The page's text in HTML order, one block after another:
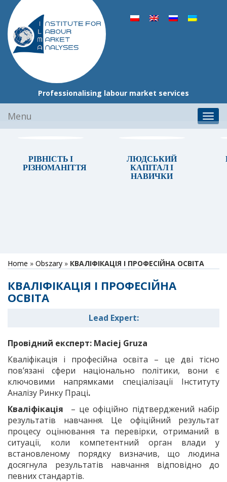
Professionalising labour market services
content
Menu
РІВНІСТЬ І
РІЗНОМАНІТТЯ
ЛЮДСЬКИЙ
КАПІТАЛ І
НАВИЧКИ
Home » Obszary » КВАЛІФІКАЦІЯ І ПРОФЕСІЙНА ОСВІТА
КВАЛІФІКАЦІЯ І ПРОФЕСІЙНА
ОСВІТА
Lead Expert:
Провідний експерт: Maciej Gruza
Кваліфікація і професійна освіта – це дві тісно
пов’язані сфери національно політики, вони є
ключовими напрямками спеціалізації Інституту
Аналізу Ринку Праці.
Кваліфікація
– це офіційно підтверджений набір
результатів навчання. Це офіційний результат
процесу оцінювання та перевірки, отриманий в
ситуації, коли компетентний орган влади у
встановленому порядку визначив, що людина
досягнула результатів навчання відповідно до
певних стандартів.